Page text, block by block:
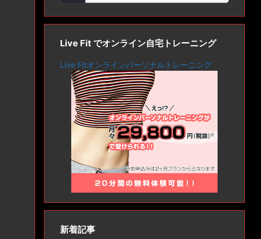
Live Fit でオンライン自宅トレーニング
Live Fitオンラインパーソナルトレーニング
新着記事